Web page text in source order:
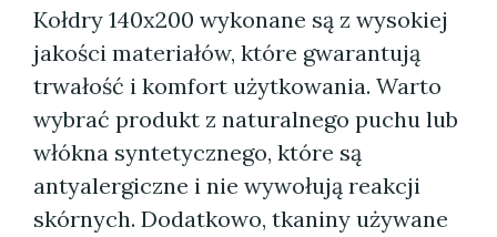
Kołdry 140x200 wykonane są z wysokiej
jakości materiałów, które gwarantują
trwałość i komfort użytkowania. Warto
wybrać produkt z naturalnego puchu lub
włókna syntetycznego, które są
antyalergiczne i nie wywołują reakcji
skórnych. Dodatkowo, tkaniny używane